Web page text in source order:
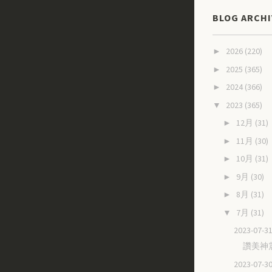
BLOG
► 2026 (220)
► 2025 (365)
► 2024 (366)
▼ 2023 (365)
► 12月 (31)
► 11月 (30)
► 10月 (31)
► 9月 (30)
► 8月 (31)
▼ 7月 (31)
2023-07-
讚美神
2023-07-